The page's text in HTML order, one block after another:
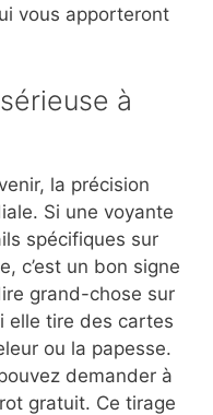
vous apporteront
à
la précision
Si une voyante
spécifiques sur
c’est un bon signe
grand-chose sur
elle tire des cartes
ou la papesse.
demander à
gratuit. Ce tirage